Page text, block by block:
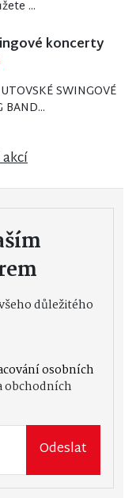
...
koncerty
SWINGOVÉ
BAND...
důležitého
osobních
obchodních
Odeslat